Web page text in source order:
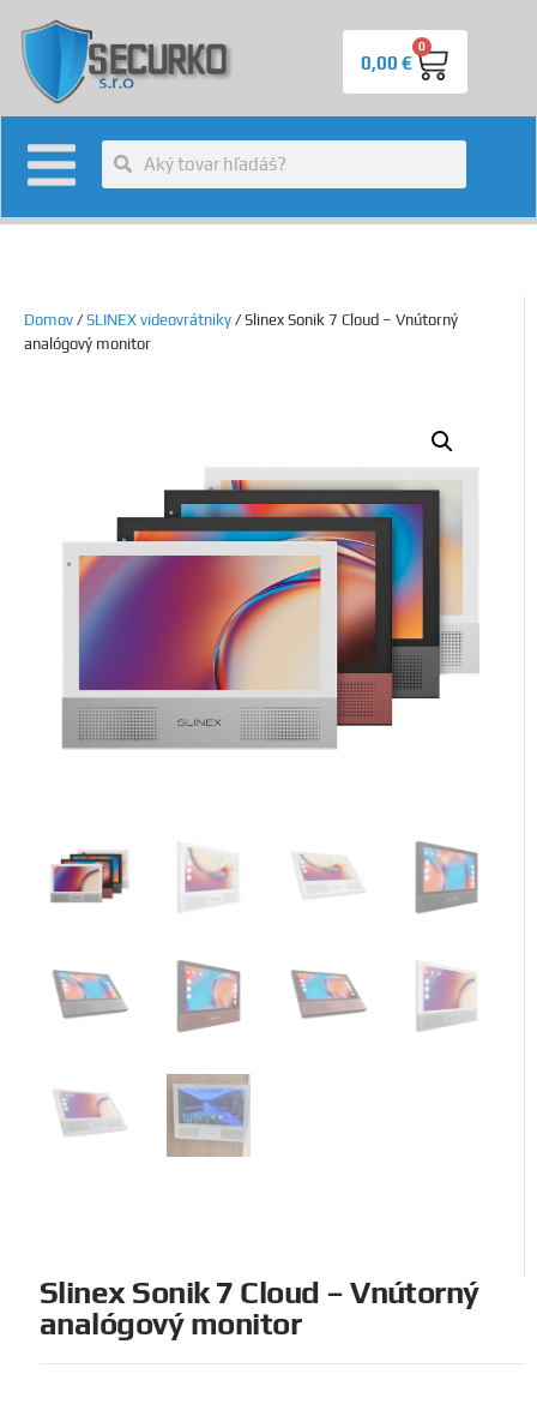
0,00€
0
Domov /SLINEX videovrátniky / Slinex Sonik 7 Cloud – Vnútorný
analógový monitor
Slinex Sonik 7 Cloud – Vnútorný
analógový monitor